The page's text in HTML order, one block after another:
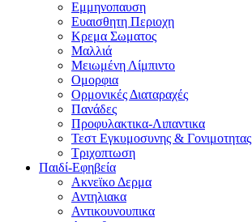
Εμμηνοπαυση
Ευαισθητη Περιοχη
Κρεμα Σωματος
Μαλλιά
Μειωμένη Λίμπιντο
Ομορφια
Ορμονικές Διαταραχές
Πανάδες
Προφυλακτικα-Λιπαντικα
Τεστ Εγκυμοσυνης & Γονιμοτητας
Τριχοπτωση
Παιδί-Εφηβεία
Ακνεϊκο Δερμα
Αντηλιακα
Αντικουνουπικα